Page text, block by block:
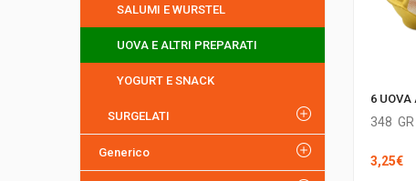
6 UOVA
348 GR
3,25€
SALUMI E WURSTEL
UOVA E ALTRI PREPARATI
YOGURT E SNACK
SURGELATI
Generico